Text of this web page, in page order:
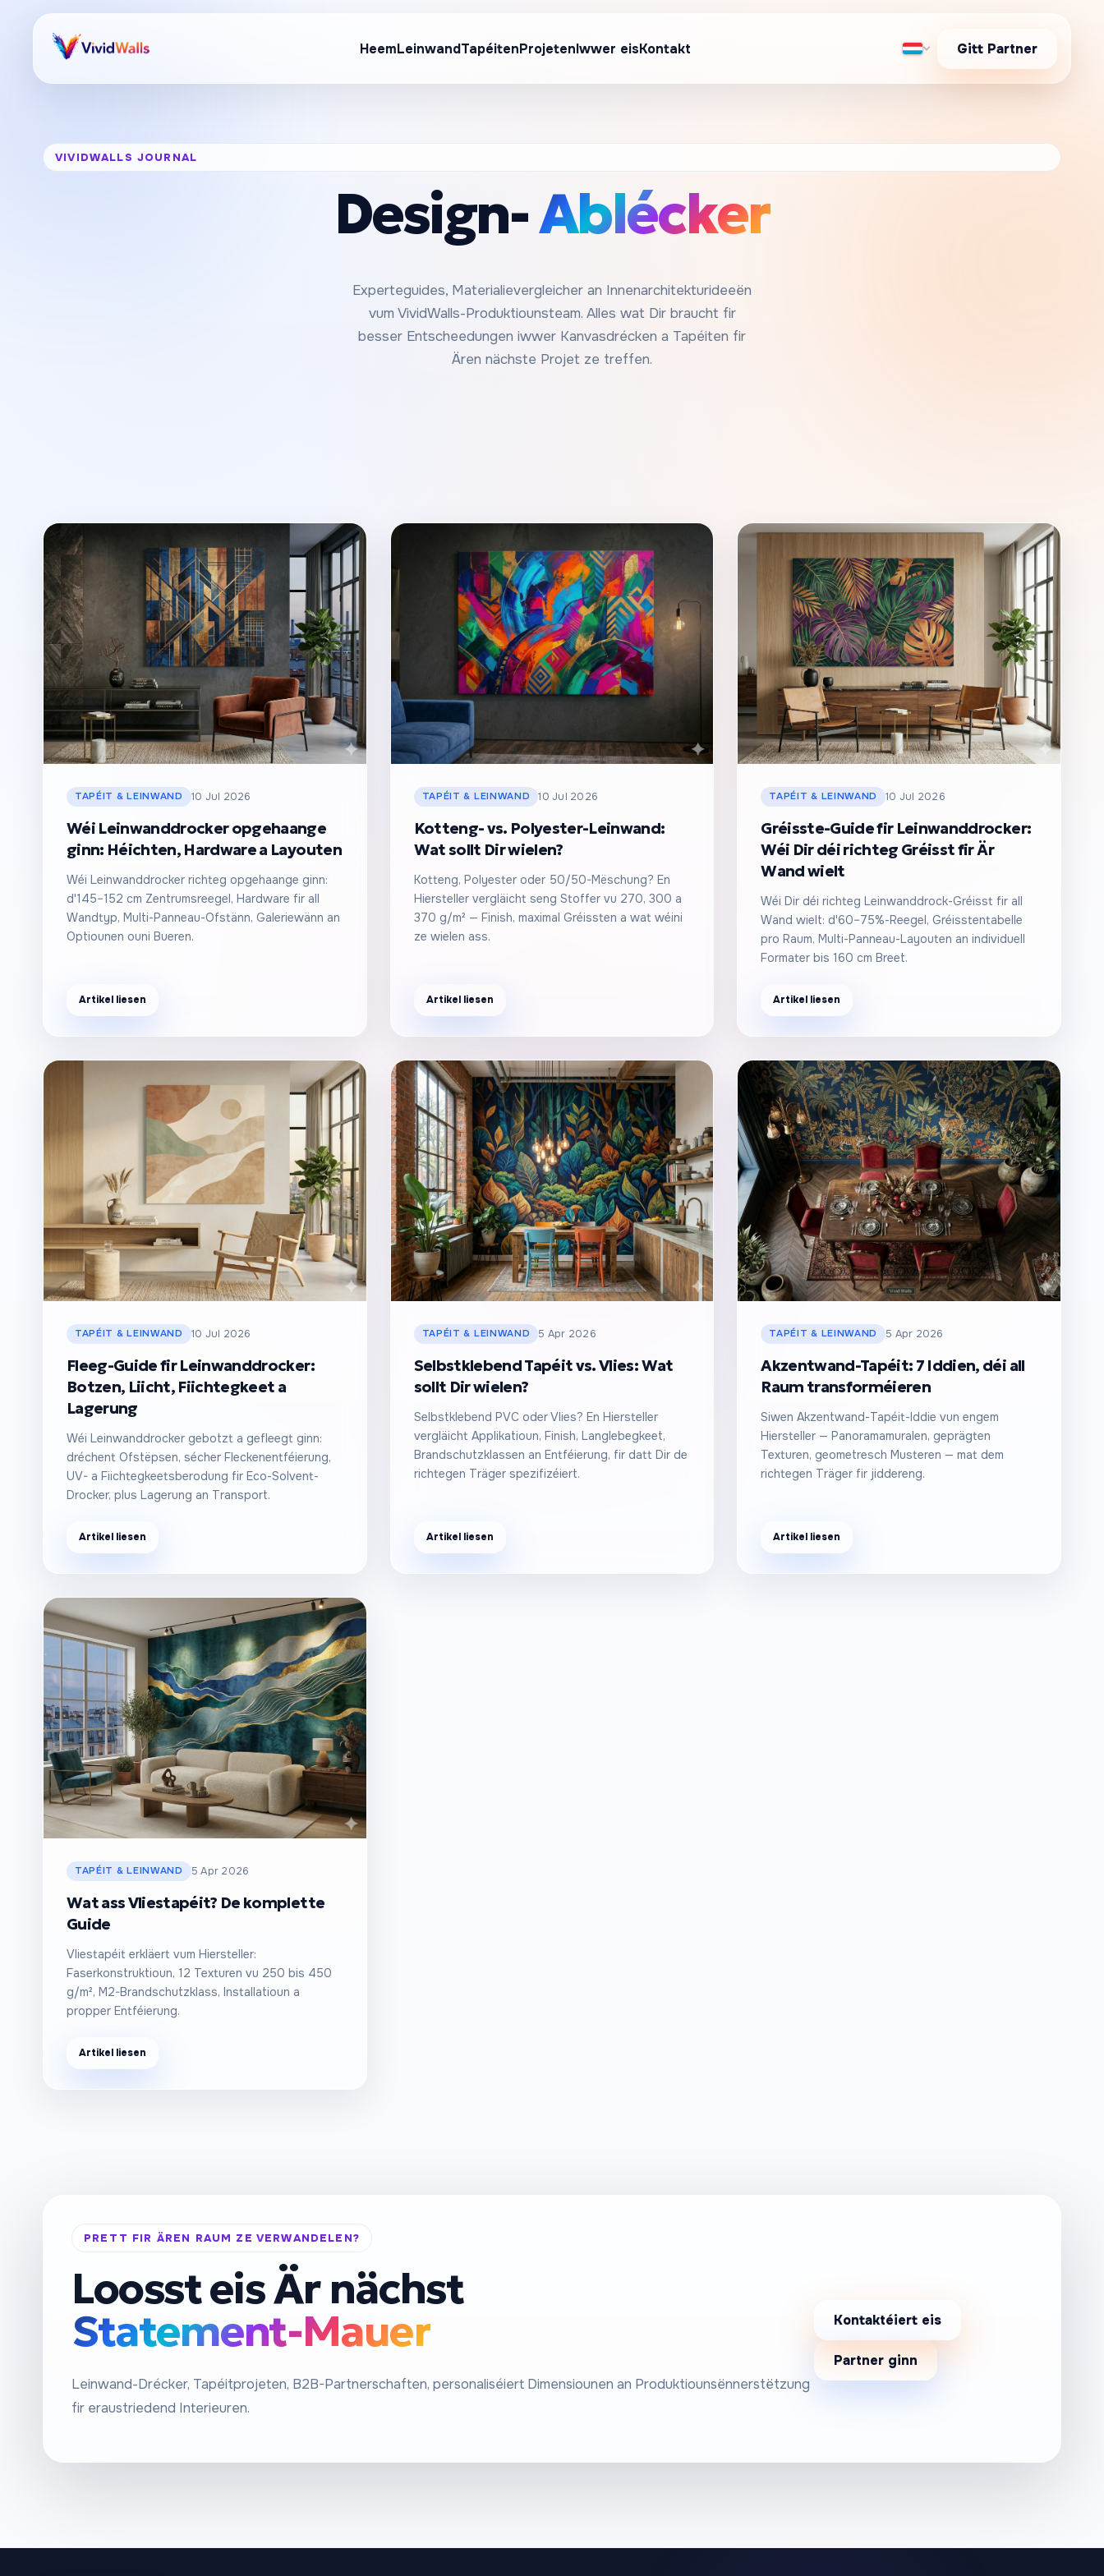
HeemLeinwandTapéitenProjetenIwwer eisKontakt Gitt Partner
VIVIDWALLS JOURNAL
Design-Ablécker
Experteguides, Materialievergleicher an Innenarchitekturideeën
vum VividWalls-Produktiounsteam. Alles wat Dir braucht fir
besser Entscheedungen iwwer Kanvasdrécken a Tapéiten fir
Ären nächste Projet ze treffen.
TAPÉIT & LEINWAND 10 Jul 2026
Wéi Leinwanddrocker opgehaange
ginn: Héichten, Hardware a Layouten
Wéi Leinwanddrocker richteg opgehaange ginn:
d'145–152 cm Zentrumsreegel, Hardware fir all
Wandtyp, Multi-Panneau-Ofstänn, Galeriewänn an
Optiounen ouni Bueren.
Artikel liesen
TAPÉIT & LEINWAND 10 Jul 2026
Kotteng- vs. Polyester-Leinwand:
Wat sollt Dir wielen?
Kotteng, Polyester oder 50/50-Mëschung? En
Hiersteller vergläicht seng Stoffer vu 270, 300 a
370 g/m² — Finish, maximal Gréissten a wat wéini
ze wielen ass.
Artikel liesen
TAPÉIT & LEINWAND 10 Jul 2026
Gréisste-Guide fir Leinwanddrocker:
Wéi Dir déi richteg Gréisst fir Är
Wand wielt
Wéi Dir déi richteg Leinwanddrock-Gréisst fir all
Wand wielt: d'60–75%-Reegel, Gréisstentabelle
pro Raum, Multi-Panneau-Layouten an individuell
Formater bis 160 cm Breet.
Artikel liesen
TAPÉIT & LEINWAND 10 Jul 2026
Fleeg-Guide fir Leinwanddrocker:
Botzen, Liicht, Fiichtegkeet a
Lagerung
Wéi Leinwanddrocker gebotzt a gefleegt ginn:
dréchent Ofstëpsen, sécher Fleckenentféierung,
UV- a Fiichtegkeetsberodung fir Eco-Solvent-
Drocker, plus Lagerung an Transport.
Artikel liesen
TAPÉIT & LEINWAND 5 Apr 2026
Selbstklebend Tapéit vs. Vlies: Wat
sollt Dir wielen?
Selbstklebend PVC oder Vlies? En Hiersteller
vergläicht Applikatioun, Finish, Langlebegkeet,
Brandschutzklassen an Entféierung, fir datt Dir de
richtegen Träger spezifizéiert.
Artikel liesen
TAPÉIT & LEINWAND 5 Apr 2026
Akzentwand-Tapéit: 7 Iddien, déi all
Raum transforméieren
Siwen Akzentwand-Tapéit-Iddie vun engem
Hiersteller — Panoramamuralen, geprägten
Texturen, geometresch Musteren — mat dem
richtegen Träger fir jiddereng.
Artikel liesen
TAPÉIT & LEINWAND 5 Apr 2026
Wat ass Vliestapéit? De komplette
Guide
Vliestapéit erkläert vum Hiersteller:
Faserkonstruktioun, 12 Texturen vu 250 bis 450
g/m², M2-Brandschutzklass, Installatioun a
propper Entféierung.
Artikel liesen
PRETT FIR ÄREN RAUM ZE VERWANDELEN?
Loosst eis Är nächst
Statement-Mauer
Leinwand-Drécker, Tapéitprojeten, B2B-Partnerschaften, personaliséiert Dimensiounen an Produktiounsënnerstëtzung
fir eraustriedend Interieuren.
Kontaktéiert eis
Partner ginn